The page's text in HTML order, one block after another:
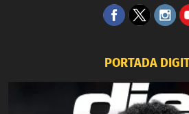
PORTADA